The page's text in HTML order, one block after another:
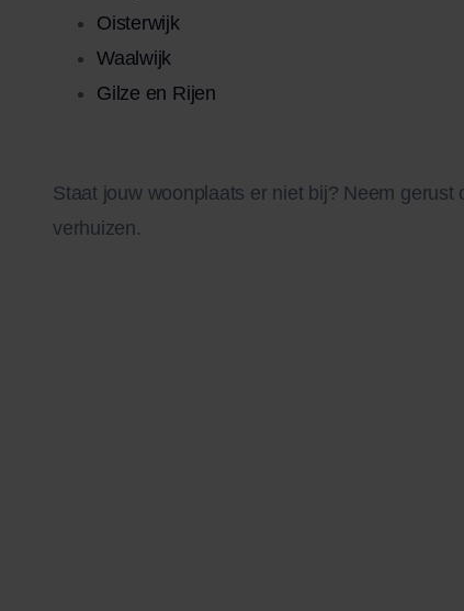
Oisterwijk
Waalwijk
Gilze en Rijen
Staat jouw woonplaats er niet bij? Neem
verhuizen.